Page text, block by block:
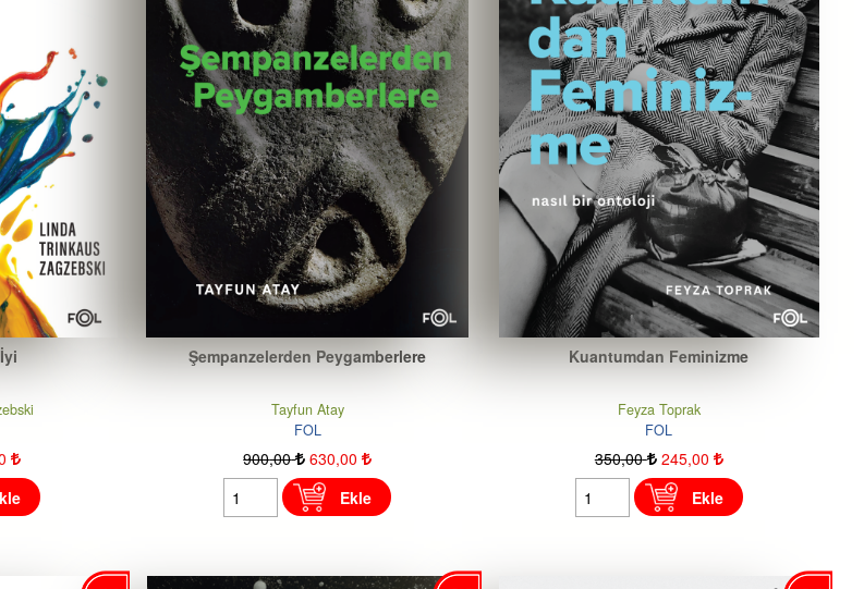
Şempanzelerden Peygamberlere
Tayfun Atay
FOL
900,00 630,00
Ekle
Kuantumdan Feminizme
Feyza Toprak
FOL
350,00 245,00
Ekle